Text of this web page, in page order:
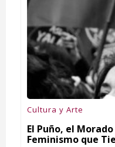
Cultura y Arte
El Puño, el
Feminismo que